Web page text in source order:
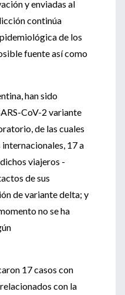
y enviadas al
continúa
de los
fuente así como
han sido
CoV-2 variante
de las cuales
17 a
viajeros -
de sus
de variante delta; y
no se ha
17 casos con
con la